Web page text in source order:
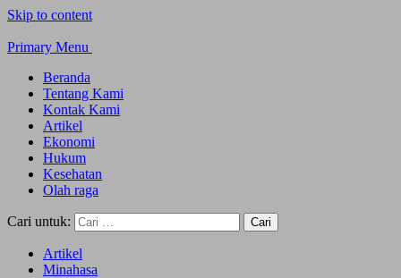
Skip to content
Primary Menu
Beranda
Tentang Kami
Kontak Kami
Artikel
Ekonomi
Hukum
Kesehatan
Olah raga
Cari untuk:
Artikel
Minahasa